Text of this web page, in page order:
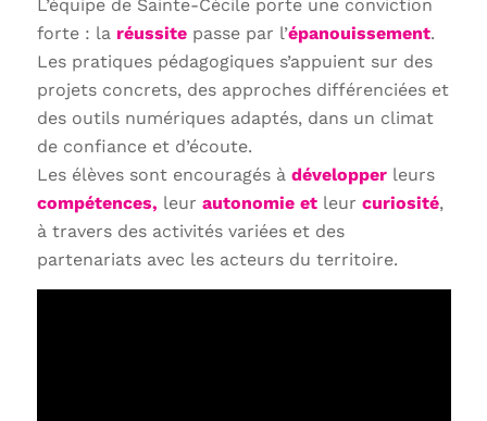
L’équipe de Sainte-Cécile porte une conviction
forte : laréussite passe par l’épanouissement.
Les pratiques pédagogiques s’appuient sur des
projets concrets, des approches différenciées et
des outils numériques adaptés, dans un climat
de confiance et d’écoute.
Les élèves sont encouragés à développer leurs
compétences, leur autonomie et leur curiosité,
à travers des activités variées et des
partenariats avec les acteurs du territoire.